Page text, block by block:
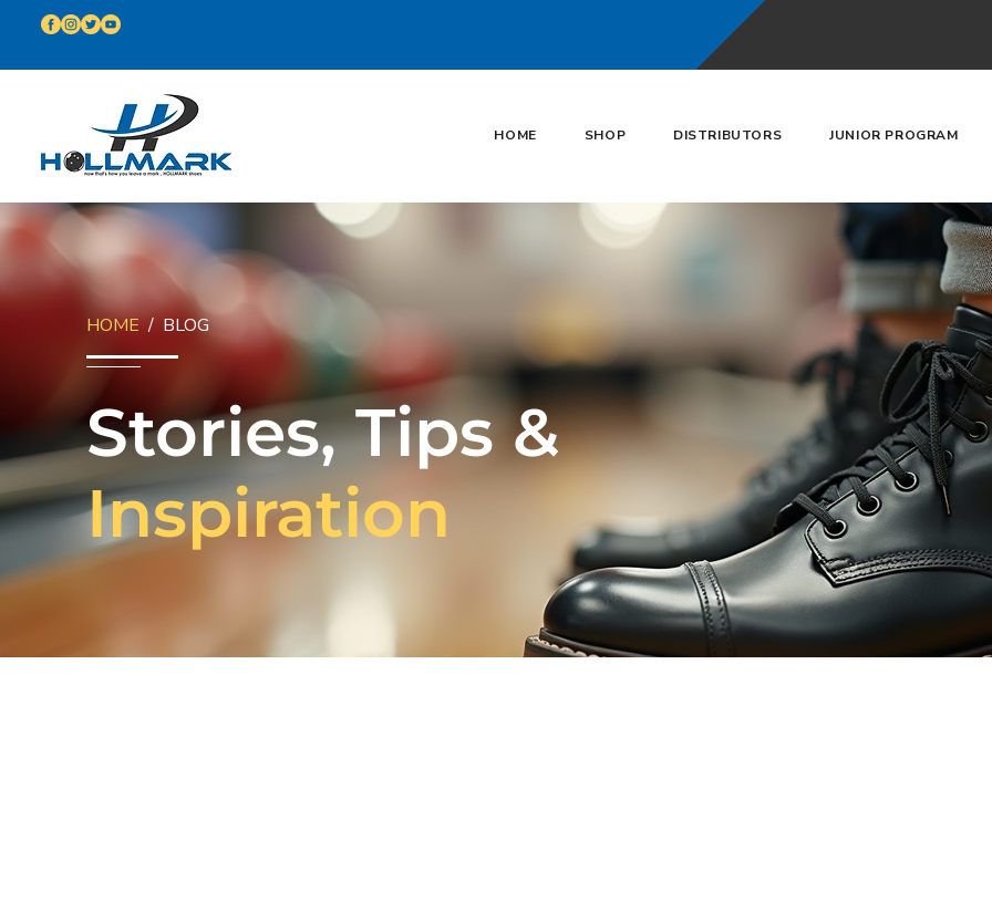
HOME SHOP DISTRIBUTORS JUNIOR PROGRAM
Stories, Tips &
Inspiration
HOME/ BLOG